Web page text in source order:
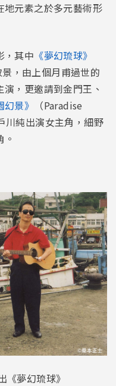
地元素之於多元藝術形
，其中 《夢幻琉球》
，由上個月甫過世的
，更邀請到金門王、
幻景》
（Paradise
川純出演女主角，細野
《夢幻琉球》